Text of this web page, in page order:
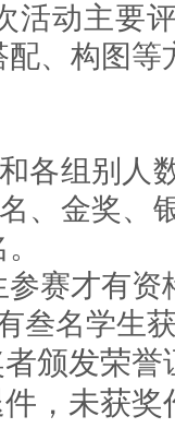
活动主要
、构图等
各组别人
、金奖、
参赛才有资
叁名学生
颁发荣誉
，未获